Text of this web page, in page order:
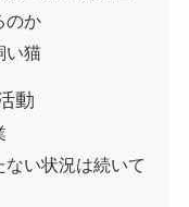
のか
い猫
動
い状況は続いて